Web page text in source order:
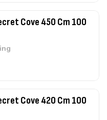
Cove 450 Cm 100
Cove 420 Cm 100